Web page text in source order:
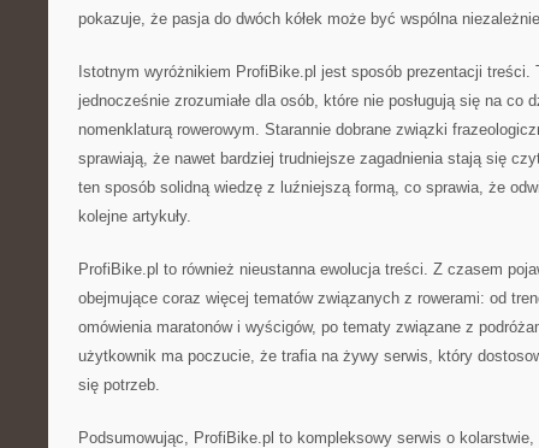
pokazuje, że pasja do dwóch kółek może być wspólna
Istotnym wyróżnikiem ProfiBike.pl jest sposób prezentacji treści.
jednocześnie zrozumiałe dla osób, które nie posługują się na co
nomenklaturą rowerowym. Starannie dobrane związki
sprawiają, że nawet bardziej trudniejsze zagadnienia stają się
ten sposób solidną wiedzę z luźniejszą formą, co sprawia, że
kolejne artykuły.
ProfiBike.pl to również nieustanna ewolucja treści. Z czasem
obejmujące coraz więcej tematów związanych z rowerami: od
omówienia maratonów i wyścigów, po tematy związane z
użytkownik ma poczucie, że trafia na żywy serwis, który
się potrzeb.
Podsumowując, ProfiBike.pl to kompleksowy serwis o kolarstwie,